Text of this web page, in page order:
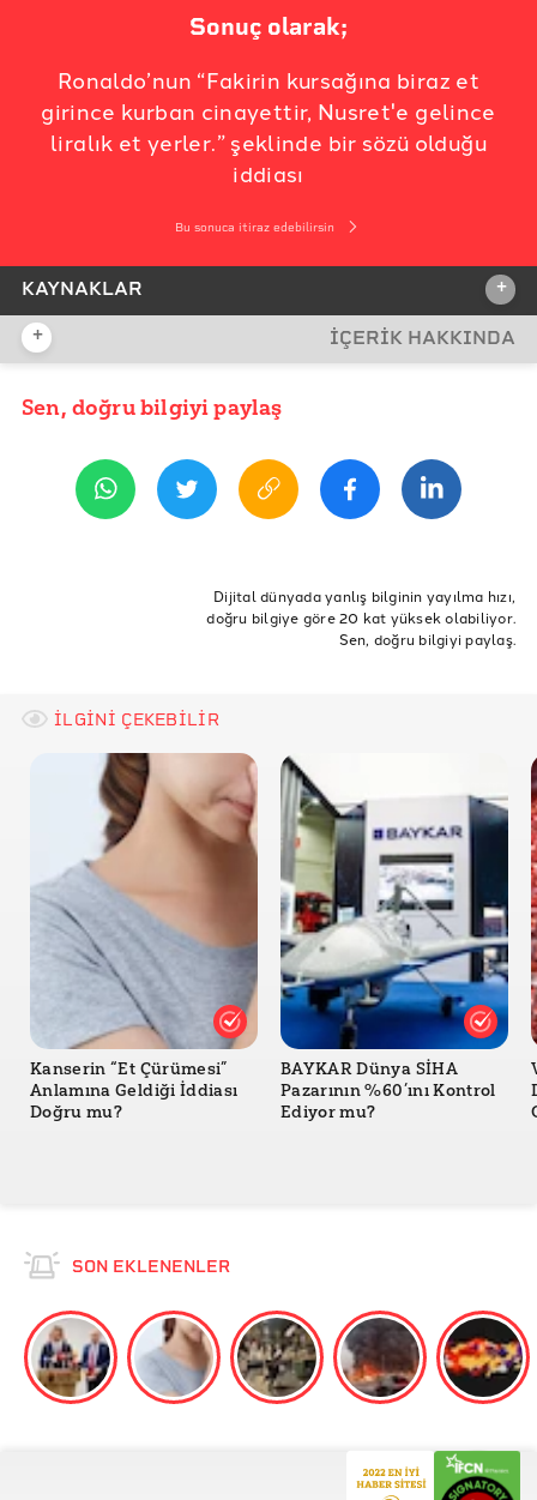
Sonuç olarak;
Ronaldo’nun “Fakirin kursağına biraz et
girince kurban cinayettir, Nusret'e gelince
liralık et yerler.” şeklinde bir sözü olduğu
iddiası
Bu sonuca itiraz edebilirsin
KAYNAKLAR +
İDDİA KAYNAĞI
İddia Kaynağı
REFERANSLAR
Christiano Ronaldo’nun Twitter Hesabı
+ İÇERİK HAKKINDA
YAYIN TARİHİ
Fakir et
kurban bayramı
kurban cinayettir fakirin
Sen, doğru bilgiyi paylaş
Dijital dünyada yanlış bilginin yayılma hızı,
doğru bilgiye göre 20 kat yüksek olabiliyor.
Sen, doğru bilgiyi paylaş.
İLGİNİ ÇEKEBİLİR
Kanserin “Et Çürümesi”
Anlamına Geldiği İddiası
Doğru mu?
BAYKAR Dünya SİHA
Pazarının %60’ını Kontrol
Ediyor mu?
SON EKLENENLER